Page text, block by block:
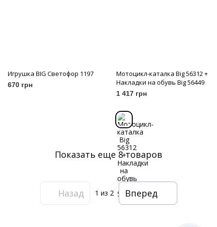
Игрушка BIG Светофор 1197
670 грн
Мотоцикл-каталка Big 56312 +
Накладки на обувь Big 56449
1 417 грн
Показать еще 8 товаров
Назад 1 из 2 Вперед